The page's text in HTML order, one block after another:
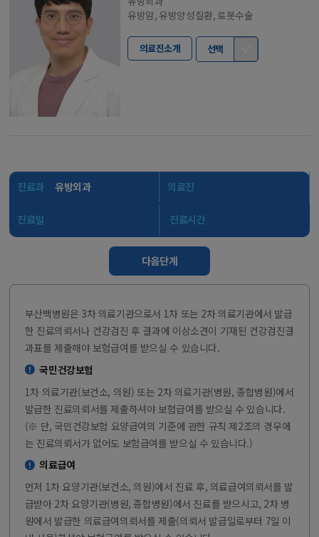
유방암, 유방양성질환, 로봇수술
의료진소개 선택
진료과 유방외과 의료진
진료일 진료시간
다음단계
부산백병원은 3차 의료기관으로서 1차 또는 2차 의료기관에서 발급
한 진료의뢰서나 건강검진 후 결과에 이상소견이 기재된 건강검진결
과표를 제출해야 보험급여를 받으실 수 있습니다.
국민건강보험
1차 의료기관(보건소, 의원) 또는 2차 의료기관(병원, 종합병원)에서
발급한 진료의뢰서를 제출하셔야 보험급여를 받으실 수 있습니다.
(※ 단, 국민건강보험 요양급여의 기준에 관한 규칙 제2조의 경우에
는 진료의뢰서가 없어도 보험급여를 받으실 수 있습니다.)
의료급여
먼저 1차 요양기관(보건소, 의원)에서 진료 후, 의료급여의뢰서를 발
급받아 2차 요양기관(병원, 종합병원)에서 진료를 받으시고, 2차 병
원에서 발급한 의료급여의뢰서를 제출(의뢰서 발급일로부터 7일 이